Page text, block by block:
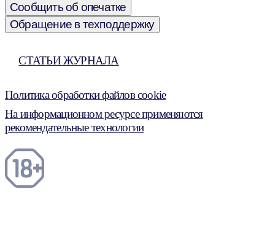
Сообщить об опечатке
Обращение в техподдержку
СТАТЬИ ЖУРНАЛА
Политика обработки файлов cookie
На информационном ресурсе применяются
рекомендательные технологии